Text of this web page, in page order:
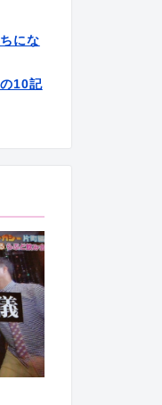
にな
10記